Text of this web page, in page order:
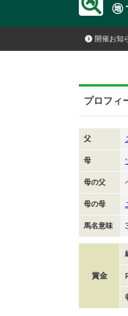
開催お知
プロフィ
父
母
母の父
母の母
馬名意味
賞金